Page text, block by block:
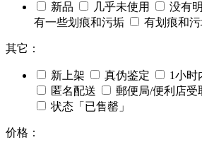
新品 几乎未使用
没有
有一些划痕和污垢
有划痕和
其它：
新上架 真伪鉴定 1小时
匿名配送
郵便局/便利店受
状态「已售罄」
价格：